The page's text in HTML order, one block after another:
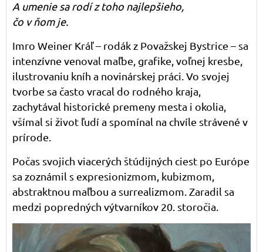
A umenie sa rodí z toho najlepšieho,
čo v ňom je.
Imro Weiner Kráľ – rodák z Považskej Bystrice – sa
intenzívne venoval maľbe, grafike, voľnej kresbe,
ilustrovaniu kníh a novinárskej práci. Vo svojej
tvorbe sa často vracal do rodného kraja,
zachytával historické premeny mesta i okolia,
všímal si život ľudí a spomínal na chvíle strávené v
prírode.
Počas svojich viacerých štúdijných ciest po Európe
sa zoznámil s expresionizmom, kubizmom,
abstraktnou maľbou a surrealizmom. Zaradil sa
medzi popredných výtvarníkov 20. storočia.